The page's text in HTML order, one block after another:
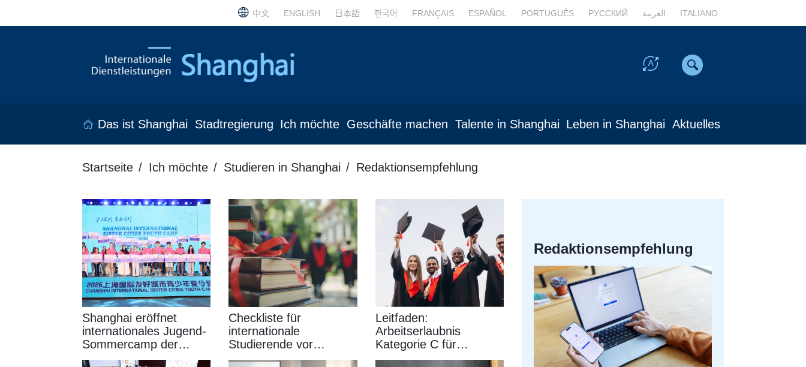
中文 ENGLISH 日本語 한국어 FRANÇAIS ESPAÑOL PORTUGUÊS РУССКИЙ العربية ITALIANO
Das ist Shanghai Stadtregierung Ich möchte Geschäfte machen Talente in Shanghai Leben in Shanghai Aktuelles
Startseite Ich möchte Studieren in Shanghai Redaktionsempfehlung
Shanghai eröffnet
internationales Jugend-
Sommercamp der
Partnerstädte 2026
Checkliste für
internationale
Studierende vor
Ausreise aus China
Leitfaden:
Arbeitserlaubnis
Kategorie C für
ausländische
Redaktionsempfehlung